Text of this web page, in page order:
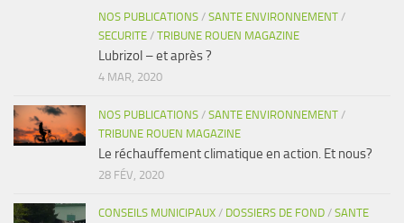
NOS PUBLICATIONS / SANTE ENVIRONNEMENT /
SECURITE / TRIBUNE ROUEN MAGAZINE
Lubrizol – et après ?
4 MAR, 2020
NOS PUBLICATIONS / SANTE ENVIRONNEMENT /
TRIBUNE ROUEN MAGAZINE
Le réchauffement climatique en action. Et nous?
28 FÉV, 2020
CONSEILS MUNICIPAUX / DOSSIERS DE FOND / SANTE